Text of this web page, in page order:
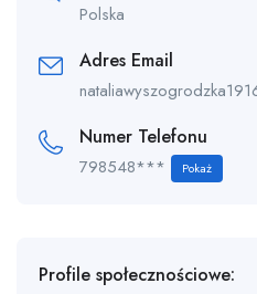
Polska
Adres Email
Numer Telefonu
798548*** Pokaż
Profile społecznościowe: